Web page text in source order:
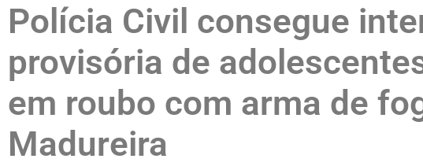
Polícia Civil consegue
provisória de
em roubo com arma de
Madureira